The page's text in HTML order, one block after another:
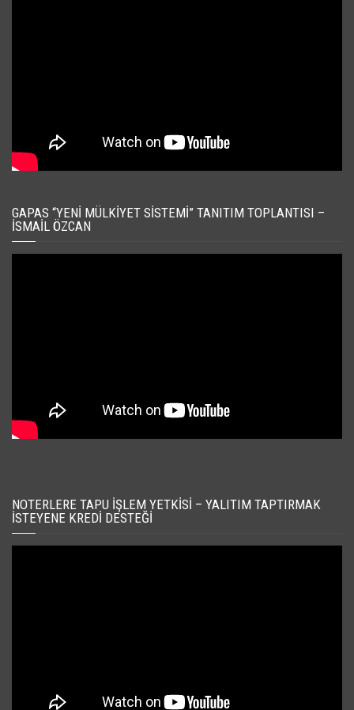
GAPAS “YENI MÜLKIYET SISTEMI” TANITIM TOPLANTISI –
İSMAIL ÖZCAN
NOTERLERE TAPU İŞLEM YETKISI – YALITIM TAPTIRMAK
İSTEYENE KREDI DESTEĞI